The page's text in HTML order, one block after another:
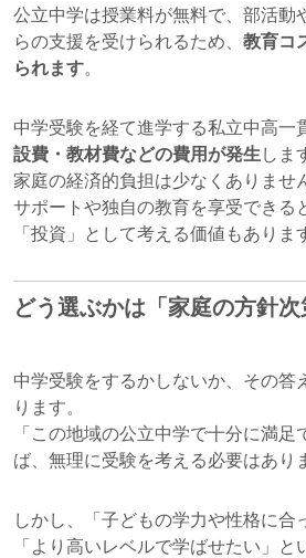
公立中学は授業料が無料で、部活動
らの支援を受けられるため、 教育コ
られます。
中学受験を経て進学する私立中高一
設費・教材費などの費用が発生 しま
家庭の経済的負担は少なくありませ
サポートや独自の教育を享受できる
「投資」として考える価値もありま
どう選ぶかは「家庭の方針次
中学受験をするかしないか、その答
ります。
「この地域の公立中学で十分に満足
ば、無理に受験を考える必要はあり
しかし、「子どもの学力や性格に合
「より高いレベルで学ばせたい」と